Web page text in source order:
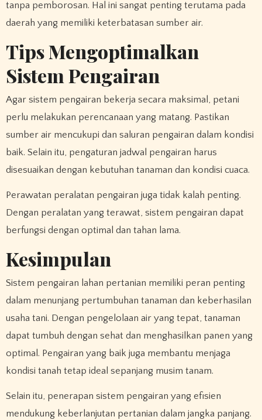
tanpa pemborosan. Hal ini sangat penting terutama pada
daerah yang memiliki keterbatasan sumber air.
Tips Mengoptimalkan
Sistem Pengairan
Agar sistem pengairan bekerja secara maksimal, petani
perlu melakukan perencanaan yang matang. Pastikan
sumber air mencukupi dan saluran pengairan dalam kondisi
baik. Selain itu, pengaturan jadwal pengairan harus
disesuaikan dengan kebutuhan tanaman dan kondisi cuaca.
Perawatan peralatan pengairan juga tidak kalah penting.
Dengan peralatan yang terawat, sistem pengairan dapat
berfungsi dengan optimal dan tahan lama.
Kesimpulan
Sistem pengairan lahan pertanian memiliki peran penting
dalam menunjang pertumbuhan tanaman dan keberhasilan
usaha tani. Dengan pengelolaan air yang tepat, tanaman
dapat tumbuh dengan sehat dan menghasilkan panen yang
optimal. Pengairan yang baik juga membantu menjaga
kondisi tanah tetap ideal sepanjang musim tanam.
Selain itu, penerapan sistem pengairan yang efisien
mendukung keberlanjutan pertanian dalam jangka panjang.